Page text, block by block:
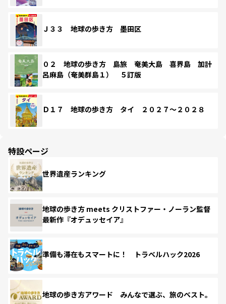
Ｊ３３ 地球の歩き方 墨田区
０２ 地球の歩き方 島旅 奄美大島 喜界島 加計
呂麻島（奄美群島１） ５訂版
Ｄ１７ 地球の歩き方 タイ ２０２７～２０２８
特設ページ
世界遺産ランキング
地球の歩き方 meets クリストファー・ノーラン監督
最新作『オデュッセイア』
準備も滞在もスマートに！ トラベルハック2026
地球の歩き方アワード みんなで選ぶ、旅のベスト。